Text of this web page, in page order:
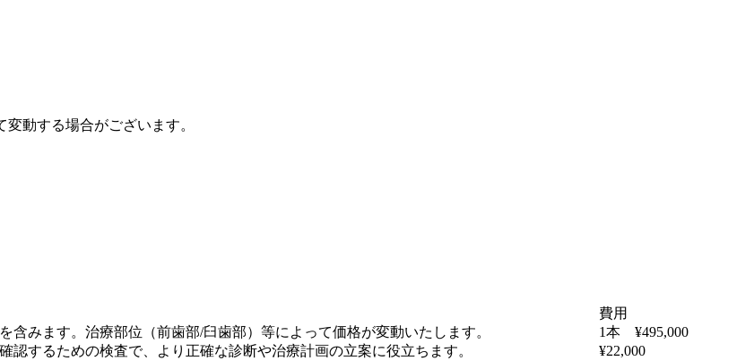
動する場合がございます。
費用
含みます。治療部位（前歯部/臼歯部）等によって価格が変動いたします。
1本 ¥495,000
認するための検査で、より正確な診断や治療計画の立案に役立ちます。
¥22,000